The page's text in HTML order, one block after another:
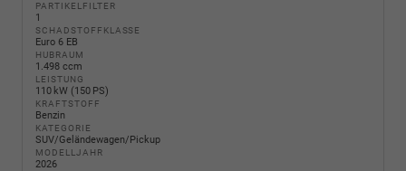
PARTIKELFILTER
1
SCHADSTOFFKLASSE
Euro 6 EB
HUBRAUM
1.498 ccm
LEISTUNG
110 kW (150 PS)
KRAFTSTOFF
Benzin
KATEGORIE
SUV/Geländewagen/Pickup
MODELLJAHR
2026